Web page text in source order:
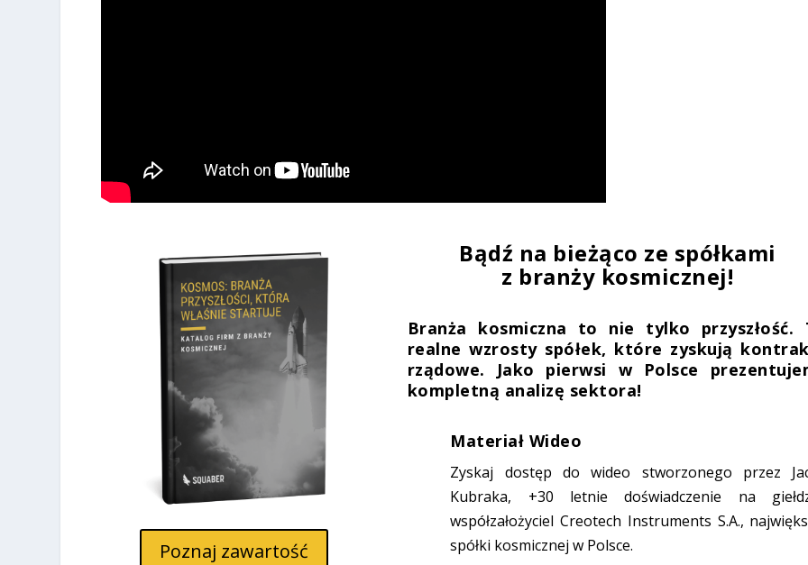
Poznaj zawartość
Bądź na bieżąco ze spółkami
z branży kosmicznej!
Branża kosmiczna to nie tylko przyszłość.
realne wzrosty spółek, które zyskują
rządowe. Jako pierwsi w Polsce
kompletną analizę sektora!
Materiał Wideo
Zyskaj dostęp do wideo stworzonego przez
Kubraka, +30 letnie doświadczenie na
współzałożyciel Creotech Instruments S.A.,
spółki kosmicznej w Polsce.